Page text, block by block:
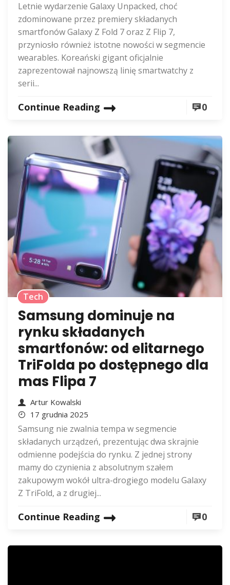
Letnie wydarzenie Galaxy Unpacked, choć
zdominowane przez premiery składanych
smartfonów Galaxy Z Fold 7 oraz Z Flip 7,
przyniosło również istotne nowości w segmencie
wearables. Koreański gigant oficjalnie
zaprezentował najnowszą linię smartwatchy z
serii...
Continue Reading 0
Tech
Samsung dominuje na
rynku składanych
smartfonów: od elitarnego
TriFolda po dostępnego dla
mas Flipa 7
Artur Kowalski
17 grudnia 2025
Samsung nie zwalnia tempa w segmencie
składanych urządzeń, prezentując dwa skrajnie
odmienne podejścia do rynku. Z jednej strony
mamy do czynienia z absolutnym szałem
zakupowym wokół ultra-drogiego modelu Galaxy
Z TriFold, a z drugiej...
Continue Reading 0